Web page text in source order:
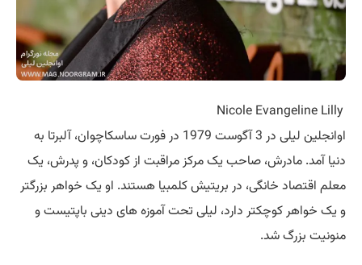
اوانجلین لیلی در 3 آگوست 1979 در فورت ساسکاچوان، آلبرتا به
دنیا آمد. مادرش، صاحب یک مرکز مراقبت از کودکان، و پدرش، یک
معلم اقتصاد خانگی، در بریتیش کلمبیا هستند. او یک خواهر بزرگتر
و یک خواهر کوچکتر دارد، لیلی تحت آموزه های دینی باپتیست و
منونیت بزرگ شد.